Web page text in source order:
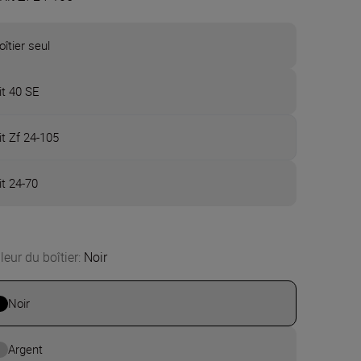
seul
40 SE
Zf 24-105
24-70
du boîtier: Noir
Noir
Argent